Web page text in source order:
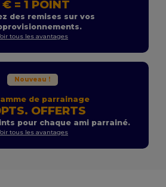
€ = 1 POINT
des remises sur vos
tous les avantages
Nouveau !
de parrainage
OFFERTS
pour chaque ami parrainé.
tous les avantages